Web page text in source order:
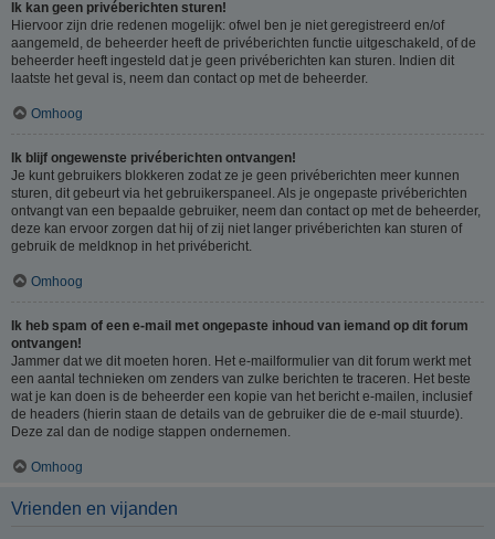
Ik kan geen privéberichten sturen!
Hiervoor zijn drie redenen mogelijk: ofwel ben je niet geregistreerd en/of
aangemeld, de beheerder heeft de privéberichten functie uitgeschakeld, of de
beheerder heeft ingesteld dat je geen privéberichten kan sturen. Indien dit
laatste het geval is, neem dan contact op met de beheerder.
Omhoog
Ik blijf ongewenste privéberichten ontvangen!
Je kunt gebruikers blokkeren zodat ze je geen privéberichten meer kunnen
sturen, dit gebeurt via het gebruikerspaneel. Als je ongepaste privéberichten
ontvangt van een bepaalde gebruiker, neem dan contact op met de beheerder,
deze kan ervoor zorgen dat hij of zij niet langer privéberichten kan sturen of
gebruik de meldknop in het privébericht.
Omhoog
Ik heb spam of een e-mail met ongepaste inhoud van iemand op dit forum
ontvangen!
Jammer dat we dit moeten horen. Het e-mailformulier van dit forum werkt met
een aantal technieken om zenders van zulke berichten te traceren. Het beste
wat je kan doen is de beheerder een kopie van het bericht e-mailen, inclusief
de headers (hierin staan de details van de gebruiker die de e-mail stuurde).
Deze zal dan de nodige stappen ondernemen.
Omhoog
Vrienden en vijanden